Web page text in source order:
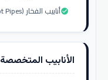
أنابيب الفخار (Clay Pot Pipes)check_circle
الأنابيب المتخصصة